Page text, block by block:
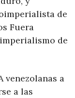
de
Fuera
de
venezolanas a
a las